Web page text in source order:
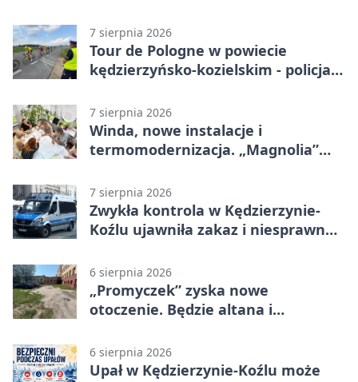
7 sierpnia 2026
Tour de Pologne w powiecie
kędzierzyńsko-kozielskim - policja
7 sierpnia 2026
Winda, nowe instalacje i
termomodernizacja. „Magnolia”
7 sierpnia 2026
Zwykła kontrola w Kędzierzynie-
Koźlu ujawniła zakaz i niesprawne
6 sierpnia 2026
„Promyczek” zyska nowe
otoczenie. Będzie altana i
6 sierpnia 2026
Upał w Kędzierzynie-Koźlu może